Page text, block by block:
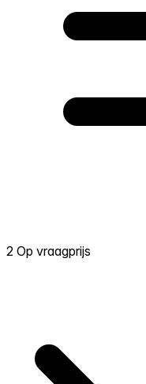
2 Op vraagprijs